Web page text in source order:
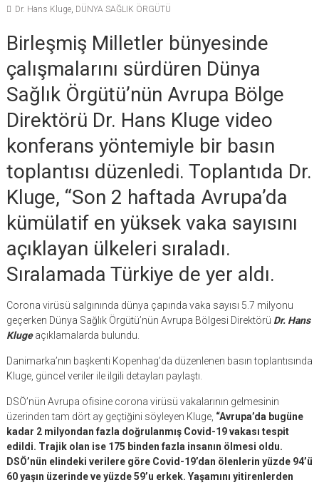
Dr. Hans Kluge, DÜNYA SAĞLIK ÖRGÜTÜ
Birleşmiş Milletler bünyesinde
çalışmalarını sürdüren Dünya
Sağlık Örgütü’nün Avrupa Bölge
Direktörü Dr. Hans Kluge video
konferans yöntemiyle bir basın
toplantısı düzenledi. Toplantıda Dr.
Kluge, “Son 2 haftada Avrupa’da
kümülatif en yüksek vaka sayısını
açıklayan ülkeleri sıraladı.
Sıralamada Türkiye de yer aldı.
Corona virüsü salgınında dünya çapında vaka sayısı 5.7 milyonu
geçerken Dünya Sağlık Örgütü’nün Avrupa Bölgesi Direktörü Dr. Hans
Klugeaçıklamalarda bulundu.
Danimarka’nın başkenti Kopenhag’da düzenlenen basın toplantısında
Kluge, güncel veriler ile ilgili detayları paylaştı.
DSÖ’nün Avrupa ofisine corona virüsü vakalarının gelmesinin
üzerinden tam dört ay geçtiğini söyleyen Kluge, “Avrupa’da bugüne
kadar 2 milyondan fazla doğrulanmış Covid-19 vakası tespit
edildi. Trajik olan ise 175 binden fazla insanın ölmesi oldu.
DSÖ’nün elindeki verilere göre Covid-19’dan ölenlerin yüzde 94’ü
60 yaşın üzerinde ve yüzde 59’u erkek. Yaşamını yitirenlerden